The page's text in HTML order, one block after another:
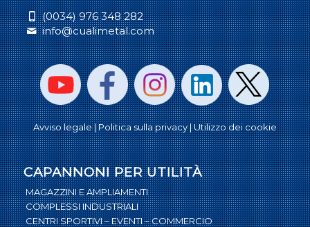
(0034) 976 348 282
info@cualimetal.com
Avviso legale |Politica sulla privacy| Utilizzo dei cookie
CAPANNONI PER UTILITÀ
MAGAZZINI E AMPLIAMENTI
COMPLESSI INDUSTRIALI
CENTRI SPORTIVI – EVENTI – COMMERCIO